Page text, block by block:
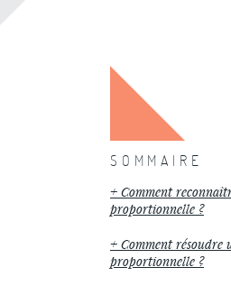
SOMMAIRE
Comment
proportionnelle ?
Comment résoudre
proportionnelle ?